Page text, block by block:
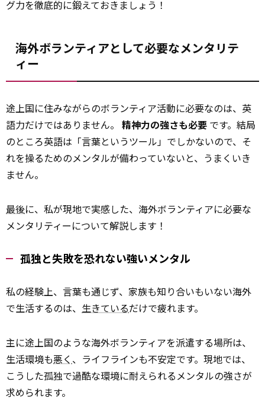
グ力を徹底的に鍛えておきましょう！
海外ボランティアとして必要なメンタリテ
ィー
途上国に住みながらのボランティア活動に必要なのは、英
語力だけではありません。 精神力の強さも必要 です。結局
のところ英語は「言葉というツール」でしかないので、そ
れを操るためのメンタルが備わっていないと、うまくいき
ません。
最後に、私が現地で実感した、海外ボランティアに必要な
メンタリティーについて解説します！
孤独と失敗を恐れない強いメンタル
私の経験上、言葉も通じず、家族も知り合いもいない海外
で生活するのは、 生きているだけで疲れます。
主に途上国のような海外ボランティアを派遣する場所は、
生活環境も悪く 、ライフラインも不安定です。現地では、
こうした孤独で過酷な環境に耐えられるメンタルの強さが
求められます。